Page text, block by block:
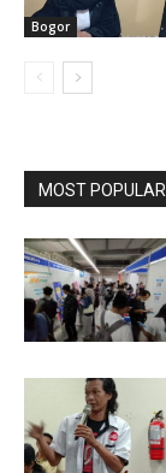
Bogor
MOST POPULAR